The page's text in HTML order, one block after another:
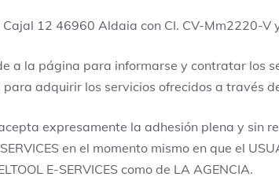
12 46960 Aldaia con CI. CV-Mm2220-V
a la página para informarse y contratar los
adquirir los servicios ofrecidos a través
expresamente la adhesión plena y sin
en el momento mismo en que el
E-SERVICES como de LA AGENCIA.